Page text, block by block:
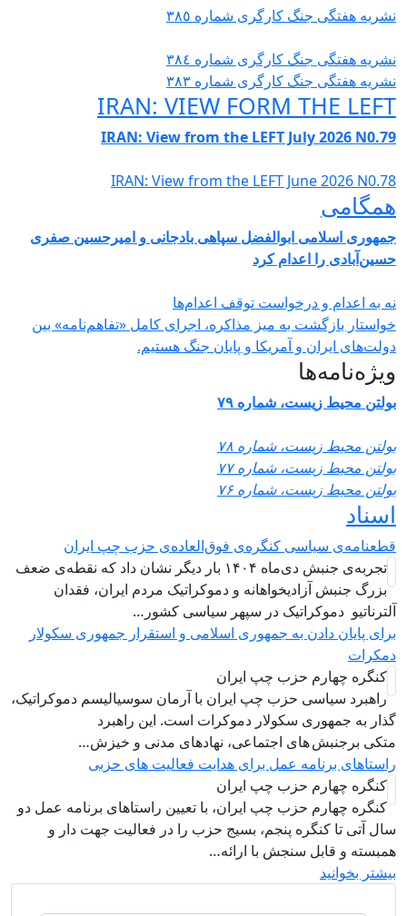
هفتگی جنگ کارگری شمارە ٣٨٥
هفتگی جنگ کارگری شمارە ٣٨٤
هفتگی جنگ کارگری شمارە ٣٨٣
IRAN: VIEW FORM THE
IRAN: View from the LEFT July 2026
IRAN: View from the LEFT June 2026
اسلامی ابوالفضل سپاهی بادجانی و امیرحسین صفری
را اعدام کرد
به اعدام و درخواست توقف اعدام‌ها
بازگشت به میز مذاکره، اجرای کامل «تفاهم‌نامه» بین
ایران و آمریکا و پایان جنگ هستیم.
محیط زیست، شماره ۷۹
محیط زیست، شماره ۷۸
محیط زیست، شماره ۷۷
محیط زیست، شماره ۷۶
سیاسی کنگره‌ی فوق‌العاده‌ی حزب چپ ایران
تجربه‌ی جنبش دی‌ماه ۱۴۰۴ بار دیگر نشان داد که نقطه‌ی ضعف
بزرگ جنبش آزادیخواهانه و دموکراتیک مردم ایران، فقدان
دموکراتیک در سپهر سیاسی کشور…
پایان دادن به جمهوری اسلامی و استقرار جمهوری سکولار
کنگره چهارم حزب چپ ایران
راهبرد سياسی حزب چپ ایران با آرمان سوسیالیسم دموکراتیک،
به جمهوری سکولار دموکرات است. این راهبرد
برجنبش های اجتماعی، نهادهای مدنی و خیزش‌…
برنامه عمل برای هدایت فعالیت های حزبی
کنگره چهارم حزب چپ ایران
کنگره چهارم حزب چپ ایران، با تعیین راستاهای برنامه عمل دو
آتی تا کنگره پنجم، بسیج حزب را در فعالیت جهت دار و
و قابل سنجش با ارائه…
بخوانید